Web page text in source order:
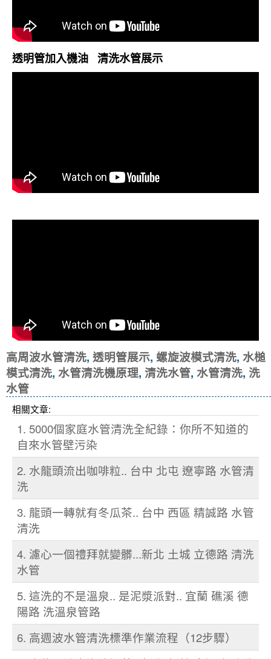
透明管加入機油 清洗水管展示
高周波水管清洗, 透明管展示, 螺旋波模式清洗, 水槌
模式清洗, 水管清洗機原理, 清洗水管, 水管清洗, 洗
水管
相關文章:
1. 5000個家庭水管清洗全紀錄：你所不知道的
自來水管壁污染
2. 水龍頭流出咖啡粒.. 台中 北屯 遼寧路 水管清
洗
3. 龍頭一轉就有冬瓜茶.. 台中 西區 精誠路 水管
清洗
4. 濾心一個禮拜就變髒...新北 土城 立德路 清洗
水管
5. 這洗的不是溫泉.. 是泥漿派對.. 宜蘭 礁溪 德
陽路 洗溫泉管路
6. 高週波水管清洗標準作業流程（12步驟）